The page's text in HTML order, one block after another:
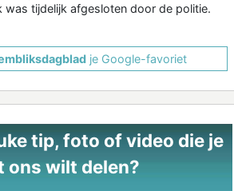
was tijdelijk afgesloten door de politie.
je Google-favoriet
tip, foto of video die je
ons wilt delen?